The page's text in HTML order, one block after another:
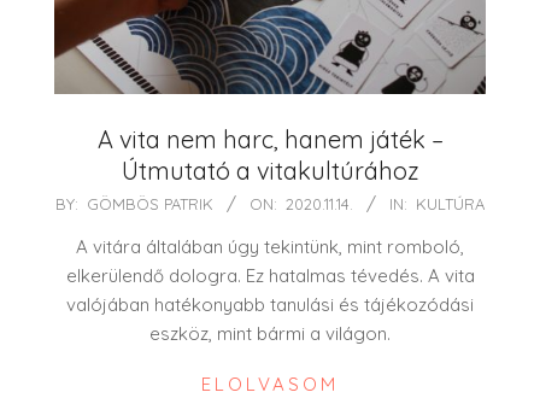
A vita nem harc, hanem játék –
Útmutató a vitakultúrához
2020-
BY: GÖMBÖS PATRIK ON: 2020.11.14. IN: KULTÚRA
A vitára általában úgy tekintünk, mint romboló,
elkerülendő dologra. Ez hatalmas tévedés. A vita
valójában hatékonyabb tanulási és tájékozódási
eszköz, mint bármi a világon.
ELOLVASOM